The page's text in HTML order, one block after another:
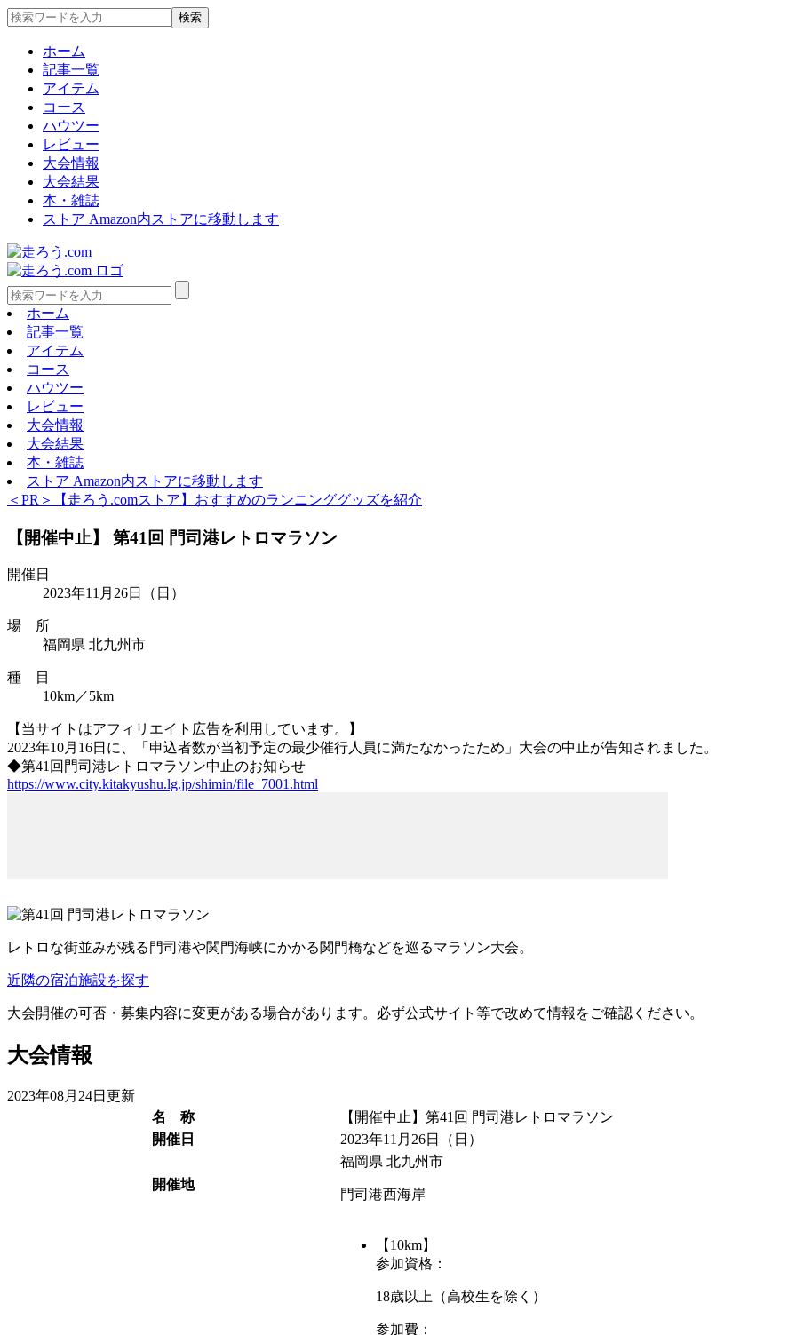
ホーム
記事一覧
アイテム
コース
ハウツー
レビュー
大会情報
大会結果
本・雑誌
ストア Amazon内ストアに移動します
ホーム
記事一覧
アイテム
コース
ハウツー
レビュー
大会情報
大会結果
本・雑誌
ストア Amazon内ストアに移動します
＜PR＞【走ろう.comストア】おすすめのランニンググッズを紹介
【開催中止】 第41回 門司港レトロマラソン
開催日
2023年11月26日
（日）
場 所
福岡県 北九州市
種 目
10km／5km
【当サイトはアフィリエイト広告を利用しています。】
2023年10月16日に、「申込者数が当初予定の最少催行人員に満たなかったため」大会の中止が告知されました。
◆第41回門司港レトロマラソン中止のお知らせ
https://www.city.kitakyushu.lg.jp/shimin/file_7001.html
レトロな街並みが残る門司港や関門海峡にかかる関門橋などを巡るマラソン大会。
近隣の宿泊施設を探す
大会開催の可否・募集内容に変更がある場合があります。必ず公式サイト等で改めて情報をご確認ください。
大会情報
2023年08月24日更新
名 称
【開催中止】第41回 門司港レトロマラソン
開催日
2023年11月26日 （日）
開催地
福岡県 北九州市
門司港西海岸
【10km】
参加資格：
18歳以上（高校生を除く）
参加費：